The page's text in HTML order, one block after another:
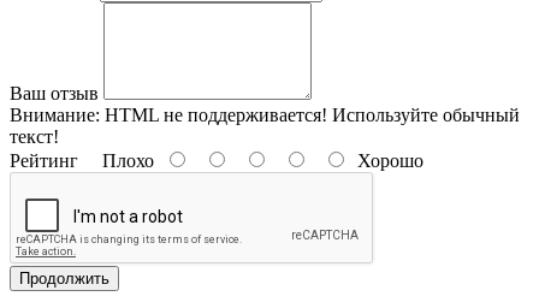
Ваш отзыв
Внимание: HTML не поддерживается! Используйте обычный
текст!
Рейтинг Плохо Хорошо
Продолжить